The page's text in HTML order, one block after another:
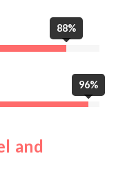
88%
96%
and